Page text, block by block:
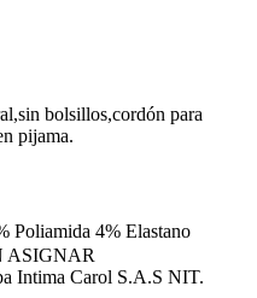
bolsillos,cordón para
pijama.
Poliamida 4% Elastano
ASIGNAR
Intima Carol S.A.S NIT.